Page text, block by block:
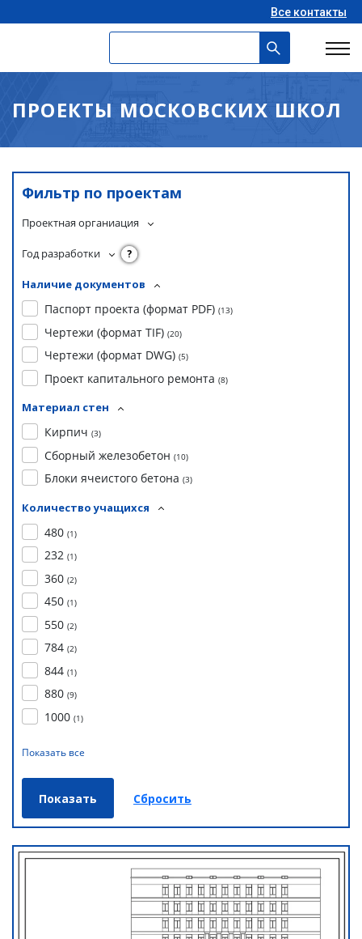
Все контакты
ПРОЕКТЫ МОСКОВСКИХ ШКОЛ
Фильтр по проектам
Проектная органиация
Год разработки ?
Наличие документов
Паспорт проекта (формат PDF) (13)
Чертежи (формат TIF) (20)
Чертежи (формат DWG) (5)
Проект капитального ремонта (8)
Материал стен
Кирпич (3)
Сборный железобетон (10)
Блоки ячеистого бетона (3)
Количество учащихся
480 (1)
232 (1)
360 (2)
450 (1)
550 (2)
784 (2)
844 (1)
880 (9)
1000 (1)
Показать все